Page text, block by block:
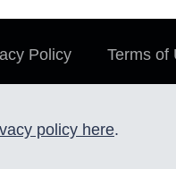
Terms of
Policy
policy here.